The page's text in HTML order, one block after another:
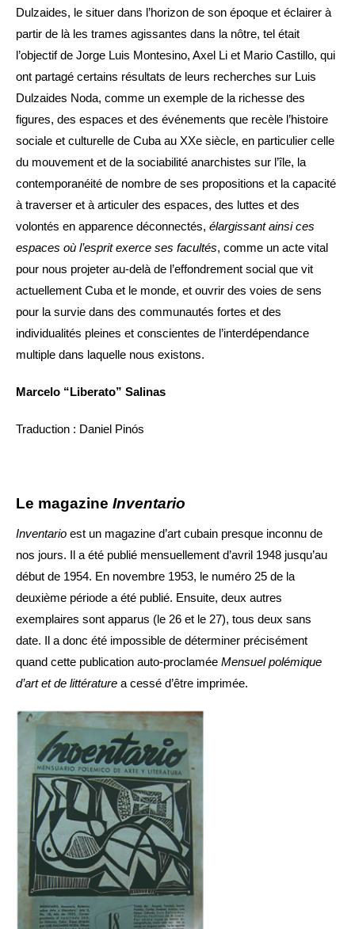
Dulzaides, le situer dans l’horizon de son époque et éclairer à
partir de là les trames agissantes dans la nôtre, tel était
l’objectif de Jorge Luis Montesino, Axel Li et Mario Castillo, qui
ont partagé certains résultats de leurs recherches sur Luis
Dulzaides Noda, comme un exemple de la richesse des
figures, des espaces et des événements que recèle l’histoire
sociale et culturelle de Cuba au XXe siècle, en particulier celle
du mouvement et de la sociabilité anarchistes sur l’île, la
contemporanéité de nombre de ses propositions et la capacité
à traverser et à articuler des espaces, des luttes et des
volontés en apparence déconnectés, élargissant ainsi ces
espaces où l’esprit exerce ses facultés, comme un acte vital
pour nous projeter au-delà de l’effondrement social que vit
actuellement Cuba et le monde, et ouvrir des voies de sens
pour la survie dans des communautés fortes et des
individualités pleines et conscientes de l’interdépendance
multiple dans laquelle nous existons.
Marcelo “Liberato” Salinas
Traduction : Daniel Pinós
Le magazine Inventario
Inventario est un magazine d’art cubain presque inconnu de
nos jours. Il a été publié mensuellement d’avril 1948 jusqu’au
début de 1954. En novembre 1953, le numéro 25 de la
deuxième période a été publié. Ensuite, deux autres
exemplaires sont apparus (le 26 et le 27), tous deux sans
date. Il a donc été impossible de déterminer précisément
quand cette publication auto-proclamée Mensuel polémique
d’art et de littérature a cessé d’être imprimée.